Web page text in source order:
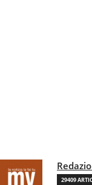
29409